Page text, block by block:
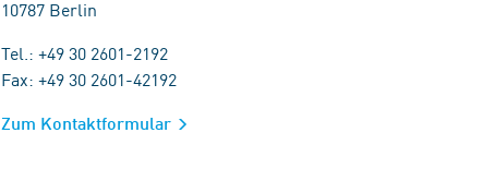
10787 Berlin
Tel.: +49 30 2601-2192
Fax: +49 30 2601-42192
Zum Kontaktformular